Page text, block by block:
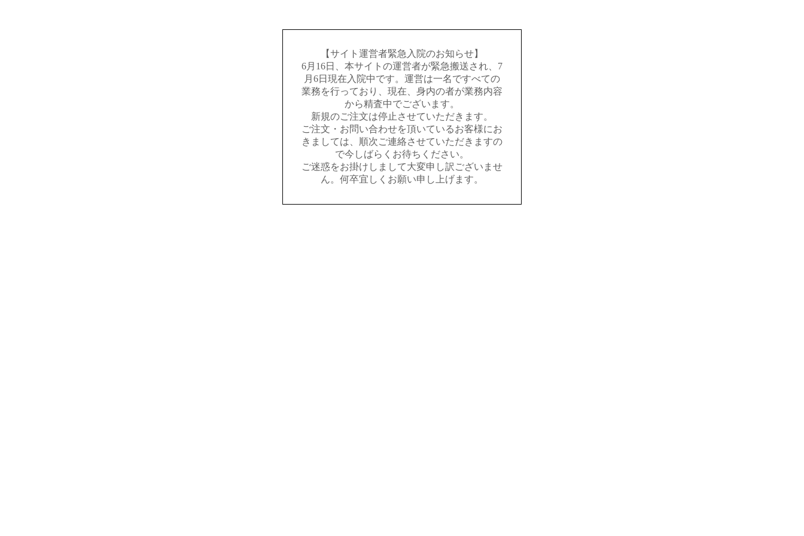
【サイト運営者緊急入院のお知らせ】
6月16日、本サイトの運営者が緊急搬送され、7
月6日現在入院中です。運営は一名ですべての
業務を行っており、現在、身内の者が業務内容
から精査中でございます。
新規のご注文は停止させていただきます。
ご注文・お問い合わせを頂いているお客様にお
きましては、順次ご連絡させていただきますの
で今しばらくお待ちください。
ご迷惑をお掛けしまして大変申し訳ございませ
ん。何卒宜しくお願い申し上げます。